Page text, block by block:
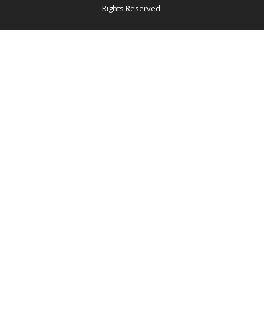
Rights Reserved.